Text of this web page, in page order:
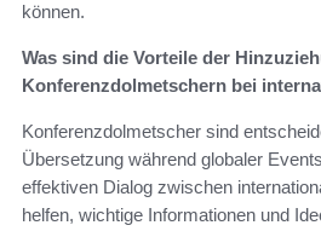
können.
Was sind die Vorteile der
Konferenzdolmetschern bei
Konferenzdolmetscher sind
Übersetzung während globaler
effektiven Dialog zwischen
helfen, wichtige Informationen und